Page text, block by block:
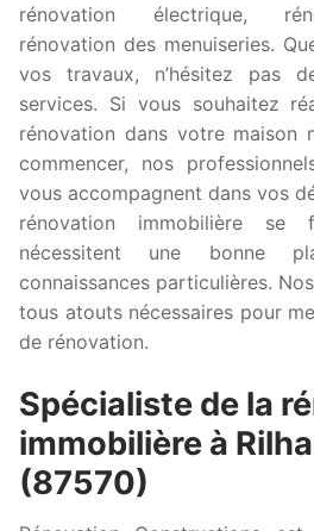
rénovation électrique,
rénovation des menuiseries.
vos travaux, n’hésitez pas
services. Si vous souhaitez
rénovation dans votre maison
commencer, nos
vous accompagnent dans vos
rénovation immobilière
nécessitent une bonne
connaissances particulières.
tous atouts nécessaires pour
de rénovation.
Spécialiste de la
immobilière à
(87570)